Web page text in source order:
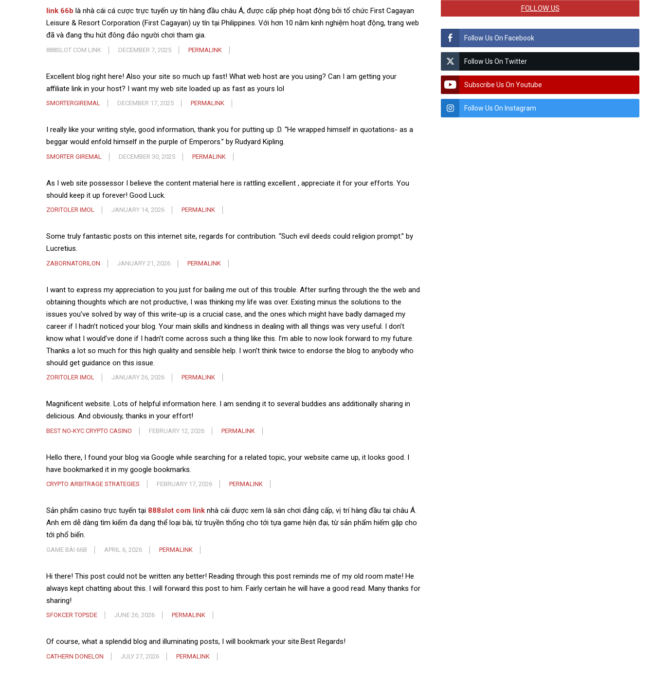
link 66b là nhà cái cá cược trực tuyến uy tín hàng đầu châu Á, được cấp phép hoạt động bởi tổ chức First Cagayan
Leisure & Resort Corporation (First Cagayan) uy tín tại Philippines. Với hơn 10 năm kinh nghiệm hoạt động, trang web
đã và đang thu hút đông đảo người chơi tham gia.
888SLOT COM LINK DECEMBER 7, 2025 PERMALINK
Excellent blog right here! Also your site so much up fast! What web host are you using? Can I am getting your
affiliate link in your host? I want my web site loaded up as fast as yours lol
SMORTERGIREMAL DECEMBER 17, 2025 PERMALINK
I really like your writing style, good information, thank you for putting up :D. “He wrapped himself in quotations- as a
beggar would enfold himself in the purple of Emperors.” by Rudyard Kipling.
SMORTER GIREMAL DECEMBER 30, 2025 PERMALINK
As I web site possessor I believe the content material here is rattling excellent , appreciate it for your efforts. You
should keep it up forever! Good Luck.
ZORITOLER IMOL JANUARY 14, 2026 PERMALINK
Some truly fantastic posts on this internet site, regards for contribution. “Such evil deeds could religion prompt.” by
Lucretius.
ZABORNATORILON JANUARY 21, 2026 PERMALINK
I want to express my appreciation to you just for bailing me out of this trouble. After surfing through the the web and
obtaining thoughts which are not productive, I was thinking my life was over. Existing minus the solutions to the
issues you’ve solved by way of this write-up is a crucial case, and the ones which might have badly damaged my
career if I hadn’t noticed your blog. Your main skills and kindness in dealing with all things was very useful. I don’t
know what I would’ve done if I hadn’t come across such a thing like this. I’m able to now look forward to my future.
Thanks a lot so much for this high quality and sensible help. I won’t think twice to endorse the blog to anybody who
should get guidance on this issue.
ZORITOLER IMOL JANUARY 26, 2026 PERMALINK
Magnificent website. Lots of helpful information here. I am sending it to several buddies ans additionally sharing in
delicious. And obviously, thanks in your effort!
BEST NO-KYC CRYPTO CASINO FEBRUARY 12, 2026 PERMALINK
Hello there, I found your blog via Google while searching for a related topic, your website came up, it looks good. I
have bookmarked it in my google bookmarks.
CRYPTO ARBITRAGE STRATEGIES FEBRUARY 17, 2026 PERMALINK
Sản phẩm casino trực tuyến tại 888slot com link nhà cái được xem là sân chơi đẳng cấp, vị trí hàng đầu tại châu Á.
Anh em dễ dàng tìm kiếm đa dạng thể loại bài, từ truyền thống cho tới tựa game hiện đại, từ sản phẩm hiếm gặp cho
tới phổ biến.
GAME BÀI 66B APRIL 6, 2026 PERMALINK
Hi there! This post could not be written any better! Reading through this post reminds me of my old room mate! He
always kept chatting about this. I will forward this post to him. Fairly certain he will have a good read. Many thanks for
sharing!
SFOKCER TOPSDE JUNE 26, 2026 PERMALINK
Of course, what a splendid blog and illuminating posts, I will bookmark your site.Best Regards!
CATHERN DONELON JULY 27, 2026 PERMALINK
FOLLOW US
Follow Us On Facebook
Follow Us On Twitter
Subscribe Us On Youtube
Follow Us On Instagram